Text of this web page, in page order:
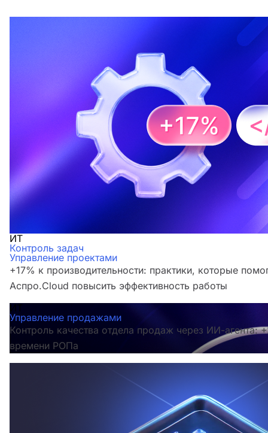
ИТ
Контроль задач
Управление проектами
+17% к производительности: практики, которые
Аспро.Cloud повысить эффективность работы
ИТ
Управление продажами
Контроль качества отдела продаж через ИИ-агента:
времени РОПа